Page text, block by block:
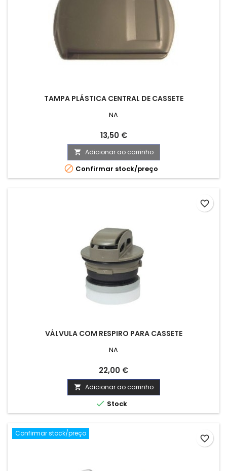
TAMPA PLÁSTICA CENTRAL DE CASSETE
NA
Preço
13,50 €
 Adicionar ao carrinho
 Confirmar stock/preço
VÁLVULA COM RESPIRO PARA CASSETE
NA
Preço
22,00 €
 Adicionar ao carrinho
 Stock
favorite_border
Confirmar stock/preço
favorite_border